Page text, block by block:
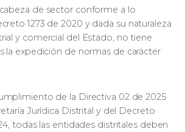
de sector conforme a lo
1273 de 2020 y dada su naturaleza
y comercial del Estado, no tiene
la expedición de normas de carácter
de la Directiva 02 de 2025
Jurídica Distrital y del Decreto
todas las entidades distritales deben